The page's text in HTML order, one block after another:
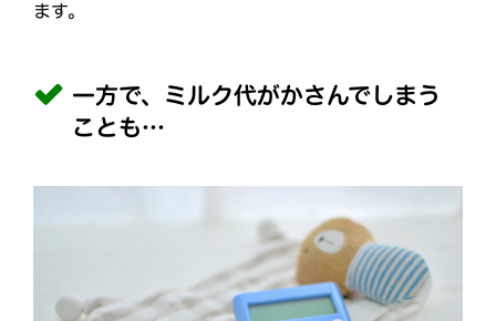
ます。
一方で、ミルク代がかさんでしまう
ことも…